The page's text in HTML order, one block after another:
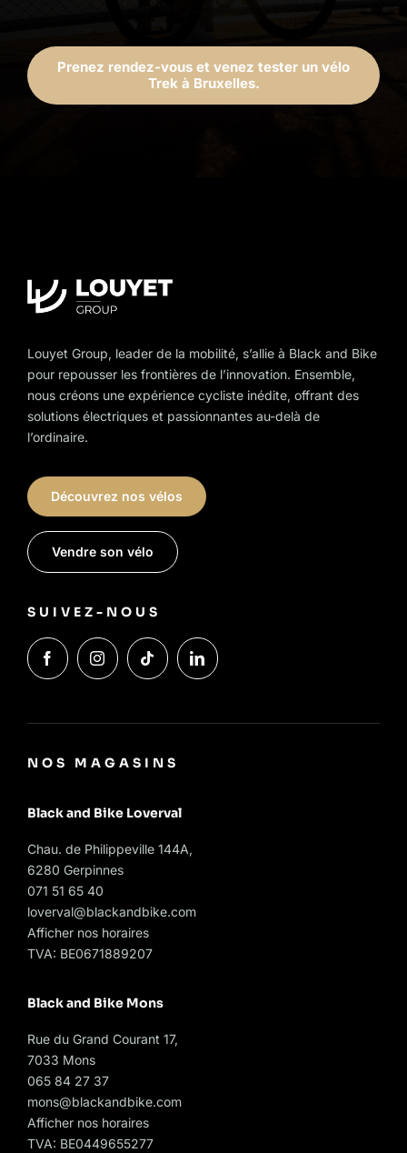
Prenez rendez-vous et venez tester un vélo
Trek à Bruxelles.
Louyet Group, leader de la mobilité, s’allie à Black and Bike
pour repousser les frontières de l’innovation. Ensemble,
nous créons une expérience cycliste inédite, offrant des
solutions électriques et passionnantes au-delà de
l’ordinaire.
Découvrez nos vélos
Vendre son vélo
SUIVEZ-NOUS
NOS MAGASINS
Black and Bike Loverval
Chau. de Philippeville 144A,
6280 Gerpinnes
071 51 65 40
loverval@blackandbike.com
Afficher nos horaires
TVA: BE0671889207
Black and Bike Mons
Rue du Grand Courant 17,
7033 Mons
065 84 27 37
mons@blackandbike.com
Afficher nos horaires
TVA: BE0449655277